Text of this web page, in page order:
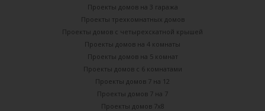
Проекты домов на 3 гаража
Проекты трехкомнатных домов
Проекты домов с четырехскатной крышей
Проекты домов на 4 комнаты
Проекты домов на 5 комнат
Проекты домов с 6 комнатами
Проекты домов 7 на 12
Проекты домов 7 на 7
Проекты домов 7х8